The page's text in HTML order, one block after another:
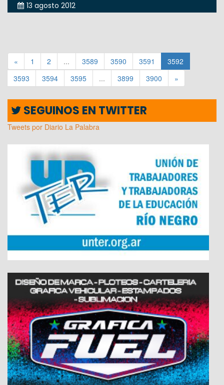
13 agosto 2012
« 1 2 ... 3589 3590 3591
3592
3593
3594 3595 ... 3899 3900 »
SEGUINOS EN TWITTER
Tweets por Diario La Palabra